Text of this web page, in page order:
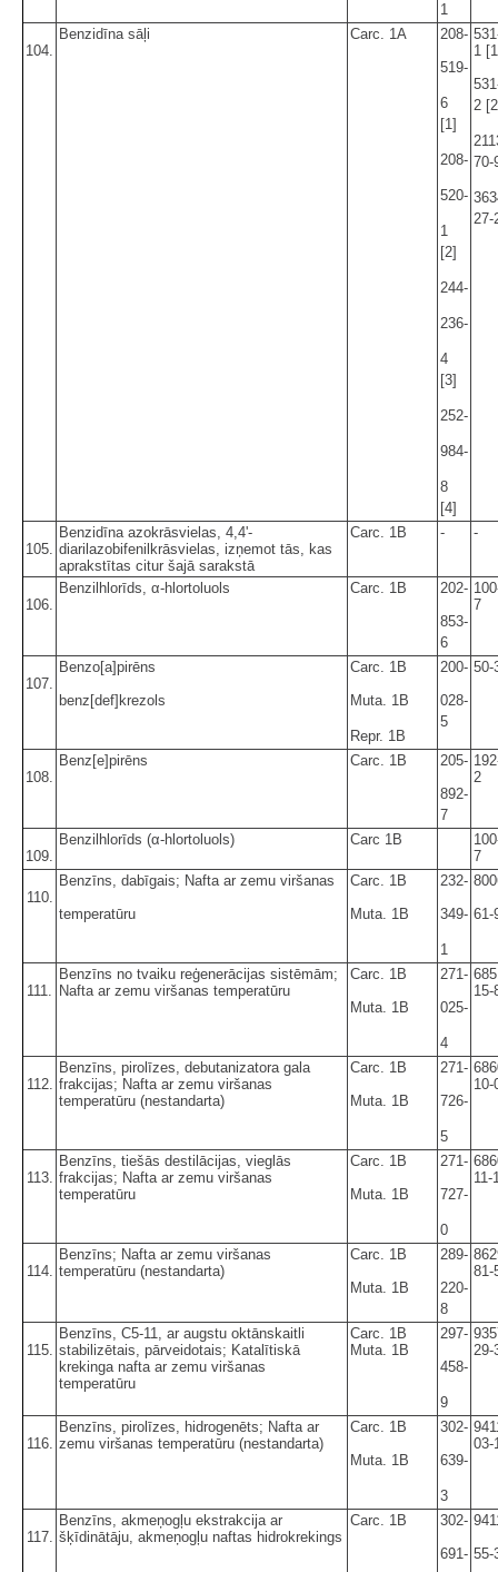
1
104.
Benzidīna sāļi Carc. 1A
208-
519-
6
[1]
208-
520-
1
[2]
244-
236-
4
[3]
252-
984-
8
[4]
1
2
70-
27-
105.
Benzidīna azokrāsvielas, 4,4'-
diarilazobifenilkrāsvielas, izņemot tās, kas
aprakstītas citur šajā sarakstā
Carc. 1B - -
106.
Benzilhlorīds, α-hlortoluols Carc. 1B
202-
853-
6
7
107.
Benzo[a]pirēns
benz[def]krezols
Carc. 1B
Muta. 1B
Repr. 1B
200-
028-
5
50-
108.
Benz[e]pirēns Carc. 1B
205-
892-
7
2
109.
Benzilhlorīds (α-hlortoluols) Carc 1B
7
110.
Benzīns, dabīgais; Nafta ar zemu viršanas
temperatūru
Carc. 1B
Muta. 1B
232-
349-
1
61-
111.
Benzīns no tvaiku reģenerācijas sistēmām;
Nafta ar zemu viršanas temperatūru
Carc. 1B
Muta. 1B
271-
025-
4
15-
112.
Benzīns, pirolīzes, debutanizatora gala
frakcijas; Nafta ar zemu viršanas
temperatūru (nestandarta)
Carc. 1B
Muta. 1B
271-
726-
5
10-
113.
Benzīns, tiešās destilācijas, vieglās
frakcijas; Nafta ar zemu viršanas
temperatūru
Carc. 1B
Muta. 1B
271-
727-
0
11-
114.
Benzīns; Nafta ar zemu viršanas
temperatūru (nestandarta)
Carc. 1B
Muta. 1B
289-
220-
8
81-
115.
Benzīns, C5-11, ar augstu oktānskaitli
stabilizētais, pārveidotais; Katalītiskā
krekinga nafta ar zemu viršanas
temperatūru
Carc. 1B
Muta. 1B
297-
458-
9
29-
116.
Benzīns, pirolīzes, hidrogenēts; Nafta ar
zemu viršanas temperatūru (nestandarta)
Carc. 1B
Muta. 1B
302-
639-
3
03-
117.
Benzīns, akmeņogļu ekstrakcija ar
šķīdinātāju, akmeņogļu naftas hidrokrekings
Carc. 1B
302-
691- 55-